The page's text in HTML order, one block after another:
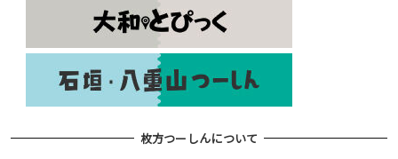
枚方つーしんについて